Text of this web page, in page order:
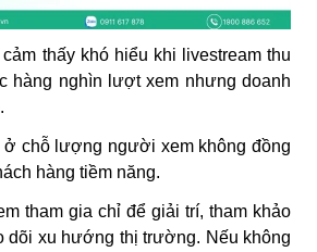
thấy khó hiểu khi livestream thu
hàng nghìn lượt xem nhưng doanh
ở chỗ lượng người xem không đồng
hàng tiềm năng.
tham gia chỉ để giải trí, tham khảo
dõi xu hướng thị trường. Nếu không